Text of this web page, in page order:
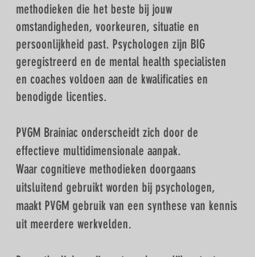
methodieken die het beste bij jouw
omstandigheden, voorkeuren, situatie en
persoonlijkheid past. Psychologen zijn BIG
geregistreerd en de mental health specialisten
en coaches voldoen aan de kwalificaties en
benodigde licenties.
​PVGM Brainiac onderscheidt zich door de
effectieve multidimensionale aanpak.
​Waar cognitieve methodieken doorgaans
uitsluitend gebruikt worden bij psychologen,
maakt PVGM gebruik van een synthese van kennis
uit meerdere werkvelden.